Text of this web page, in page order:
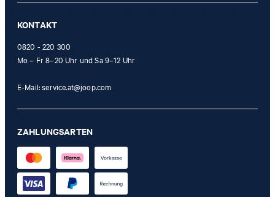
Stores eingelöst werden.
KONTAKT
0820 - 220 300
Mo – Fr 8–20 Uhr und Sa 9–12 Uhr
E-Mail:service.at@joop.com
ZAHLUNGSARTEN